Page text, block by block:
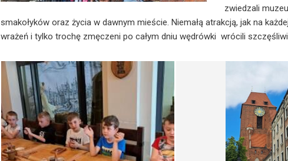
zwiedzali
smakołyków oraz życia w dawnym mieście. Niemałą atrakcją, jak na
wrażeń i tylko trochę zmęczeni po całym dniu wędrówki wrócili